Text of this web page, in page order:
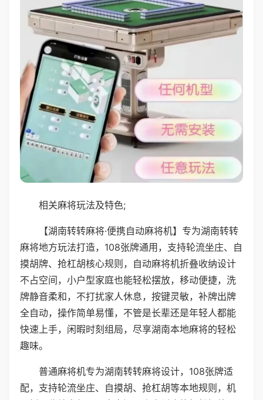
相关麻将玩法及特色;
【湖南转转麻将·便携自动麻将机】专为湖南转转
麻将地方玩法打造，108张牌通用，支持轮流坐庄、自
摸胡牌、抢杠胡核心规则，自动麻将机折叠收纳设计
不占空间，小户型家庭也能轻松摆放，移动便捷，洗
牌静音柔和，不打扰家人休息，按键灵敏，补牌出牌
全自动，操作简单易懂，不管是长辈还是年轻人都能
快速上手，闲暇时刻组局，尽享湖南本地麻将的轻松
趣味。
普通麻将机专为湖南转转麻将设计，108张牌适
配，支持轮流坐庄、自摸胡、抢杠胡等本地规则，机